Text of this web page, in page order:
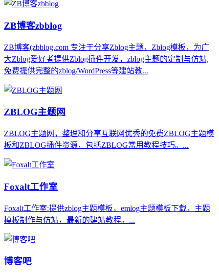
ZB博客zbblog
ZB博客(zbblog.com 专注于分享Zblog主题，Zblog模板，为广
大Zblog爱好者提供Zblog插件开发，zblog主题的定制与仿站,
免费提供完整的zblog/WordPress等建站教...
ZBLOG主题网
ZBLOG主题网，整理和分享互联网优秀的免费ZBLOG主题模
板和ZBLOG插件资源，包括ZBLOG常用教程技巧。...
Foxalt工作室
Foxalt工作室:提供zblog主题模板，emlog主题模板下载，主题
模板制作与仿站，最新的建站教程。...
博客吧